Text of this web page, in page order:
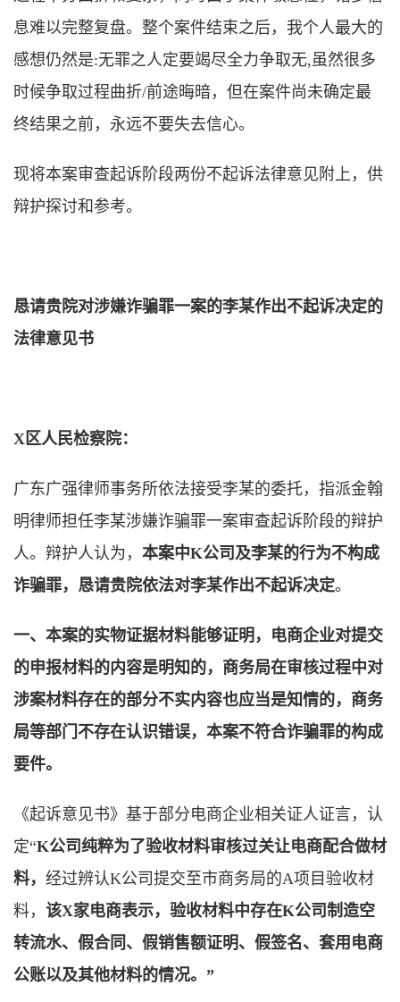
息难以完整复盘。整个案件结束之后，我个人最大的
感想仍然是:无罪之人定要竭尽全力争取无,虽然很多
时候争取过程曲折/前途晦暗，但在案件尚未确定最
终结果之前，永远不要失去信心。
现将本案审查起诉阶段两份不起诉法律意见附上，供
辩护探讨和参考。
恳请贵院对涉嫌诈骗罪一案的李某作出不起诉决定的
法律意见书
X区人民检察院：
广东广强律师事务所依法接受李某的委托，指派金翰
明律师担任李某涉嫌诈骗罪一案审查起诉阶段的辩护
人。辩护人认为， 本案中K公司及李某的行为不构成
诈骗罪，恳请贵院依法对李某作出不起诉决定。
一、本案的实物证据材料能够证明，电商企业对提交
的申报材料的内容是明知的，商务局在审核过程中对
涉案材料存在的部分不实内容也应当是知情的，商务
局等部门不存在认识错误，本案不符合诈骗罪的构成
要件。
《起诉意见书》基于部分电商企业相关证人证言，认
定“K公司纯粹为了验收材料审核过关让电商配合做材
料， 经过辨认K公司提交至市商务局的A项目验收材
料， 该X家电商表示，验收材料中存在K公司制造空
转流水、假合同、假销售额证明、假签名、套用电商
公账以及其他材料的情况。 ”